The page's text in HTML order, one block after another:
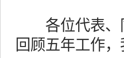
各位代表、
回顾五年工作